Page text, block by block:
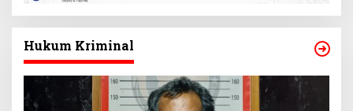
Hukum Kriminal